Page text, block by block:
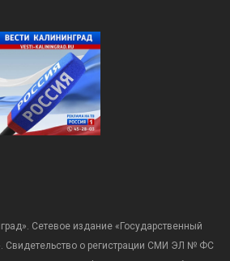
Сетевое издание «Государственный
Свидетельство о регистрации СМИ ЭЛ № ФС